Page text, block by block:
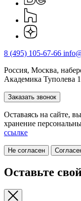
8 (495) 105-67-66
Россия, Москва,
Академика Туполева
Заказать звонок
Оставаясь на сайте,
хранение
ссылке
Не согласен
Оставьте